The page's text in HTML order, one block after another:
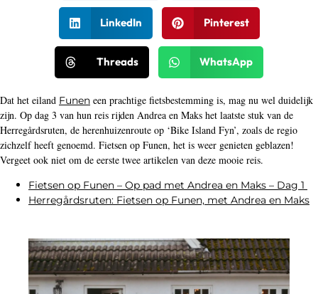
LinkedIn Pinterest
Threads WhatsApp
Dat het eiland Funen een prachtige fietsbestemming is, mag nu wel duidelijk
zijn. Op dag 3 van hun reis rijden Andrea en Maks het laatste stuk van de
Herregårdsruten, de herenhuizenroute op ‘Bike Island Fyn’, zoals de regio
zichzelf heeft genoemd. Fietsen op Funen, het is weer genieten geblazen!
Vergeet ook niet om de eerste twee artikelen van deze mooie reis.
Fietsen op Funen – Op pad met Andrea en Maks – Dag 1
Herregårdsruten: Fietsen op Funen, met Andrea en Maks